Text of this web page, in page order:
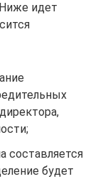
идет
составляется
будет